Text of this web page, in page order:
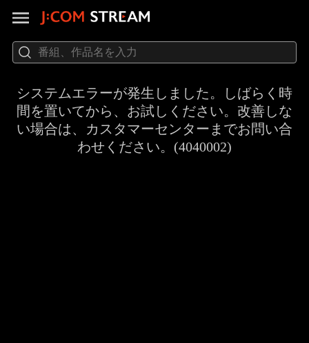
システムエラーが発生しました。しばらく時
間を置いてから、お試しください。改善しな
い場合は、カスタマーセンターまでお問い合
わせください。(4040002)